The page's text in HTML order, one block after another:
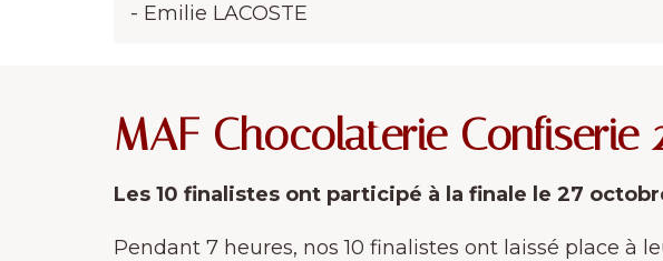
- Emilie LACOSTE
MAF Chocolaterie Confiserie
Les 10 finalistes ont participé à la finale le 27
Pendant 7 heures, nos 10 finalistes ont laissé place